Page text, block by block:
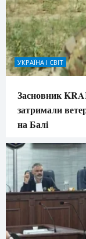
УКРАЇНА І СВІТ
Засновник
затримали
на Балі